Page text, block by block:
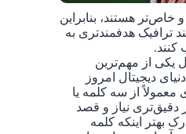
خاص‌تر هستند، بنابراین
ترافیک هدفمندتری به
یکی از مهم‌ترین
دیجیتال امروز
معمولاً از سه کلمه یا
دقیق‌تری نیاز و قصد
بهتر اینکه کلمه